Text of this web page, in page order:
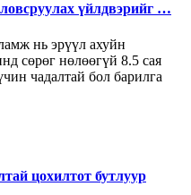
үйлдвэрийг …
нь эрүүл ахуйн
сөрөг нөлөөгүй 8.5 сая
чадалтай бол барилга
цохилтот бутлуур